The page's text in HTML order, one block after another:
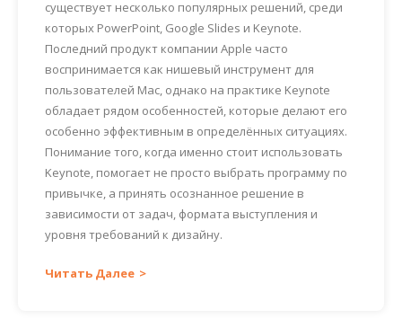
существует несколько популярных решений, среди
которых PowerPoint, Google Slides и Keynote.
Последний продукт компании Apple часто
воспринимается как нишевый инструмент для
пользователей Mac, однако на практике Keynote
обладает рядом особенностей, которые делают его
особенно эффективным в определённых ситуациях.
Понимание того, когда именно стоит использовать
Keynote, помогает не просто выбрать программу по
привычке, а принять осознанное решение в
зависимости от задач, формата выступления и
уровня требований к дизайну.
Читать Далее